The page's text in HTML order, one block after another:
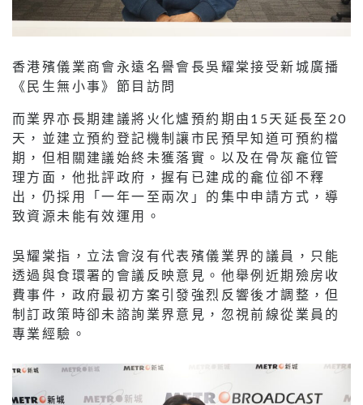
香港殯儀業商會永遠名譽會長吳耀棠接受新城廣播
《民生無小事》節目訪問
而業界亦長期建議將火化爐預約期由15天延長至20
天，並建立預約登記機制讓市民預早知道可預約檔
期，但相關建議始終未獲落實。以及在骨灰龕位管
理方面，他批評政府，握有已建成的龕位卻不釋
出，仍採用「一年一至兩次」的集中申請方式，導
致資源未能有效運用。
吳耀棠指，立法會沒有代表殯儀業界的議員，只能
透過與食環署的會議反映意見。他舉例近期殮房收
費事件，政府最初方案引發強烈反響後才調整，但
制訂政策時卻未諮詢業界意見，忽視前線從業員的
專業經驗。